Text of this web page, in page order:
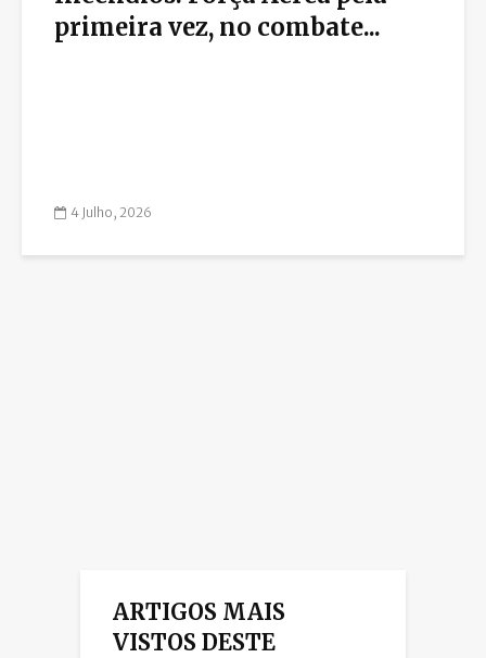
primeira vez, no combate...
4 Julho, 2026
ARTIGOS MAIS
VISTOS DESTE